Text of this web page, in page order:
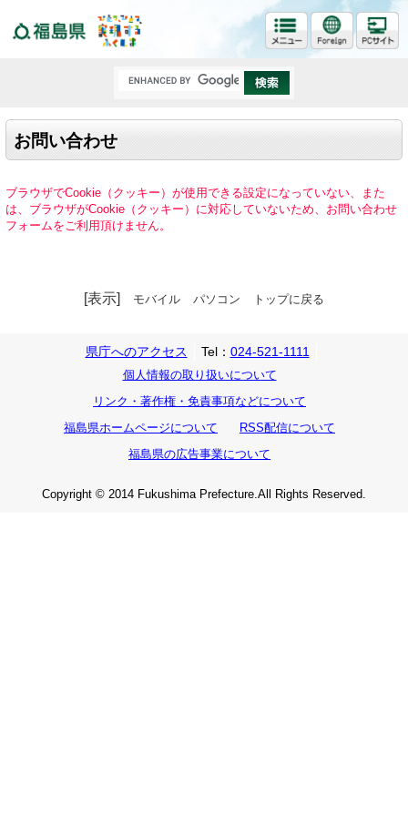
お問い合わせ
ブラウザでCookie（クッキー）が使用できる設定になっていない、また
は、ブラウザがCookie（クッキー）に対応していないため、お問い合わせ
フォームをご利用頂けません。
[表示] モバイル パソコン トップに戻る
県庁へのアクセス Tel： 024-521-1111
個人情報の取り扱いについて
リンク・著作権・免責事項などについて
福島県ホームページについて
RSS配信について
福島県の広告事業について
Copyright © 2014 Fukushima Prefecture.All Rights Reserved.